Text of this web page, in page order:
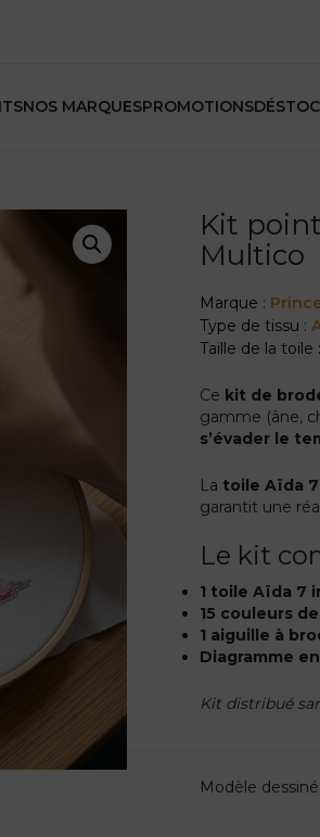
NOS MARQUESPROMOTIONS
Kit
Multico
Marque :
Type de tissu :
Taille de la toile :
Ce kit de
gamme (âne,
s’évader le
La toile Aïda
garantit une
Le kit
1 toile Aïda 7
15 couleurs
1 aiguille à
Diagramme
Kit distribué
Modèle